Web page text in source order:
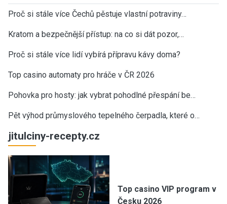
Proč si stále více Čechů pěstuje vlastní potraviny…
Kratom a bezpečnější přístup: na co si dát pozor,…
Proč si stále více lidí vybírá přípravu kávy doma?
Top casino automaty pro hráče v ČR 2026
Pohovka pro hosty: jak vybrat pohodlné přespání be…
Pět výhod průmyslového tepelného čerpadla, které o…
jitulciny-recepty.cz
Top casino VIP program v
Česku 2026